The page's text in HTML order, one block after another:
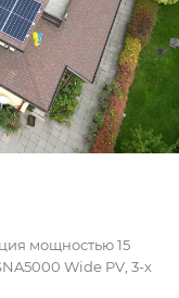
мощностью 15
Wide PV, 3-х